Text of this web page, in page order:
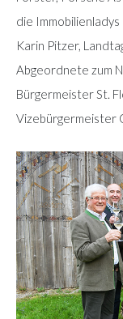
die
Karin Pitzer,
Abgeordnete zum
Bürgermeister St.
Vizebürgermeister